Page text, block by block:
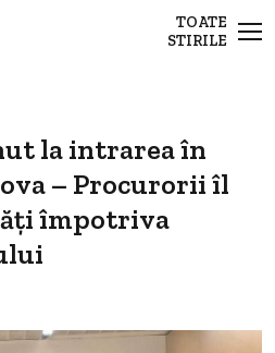
TOATE
STIRILE
la intrarea în
– Procurorii îl
împotriva